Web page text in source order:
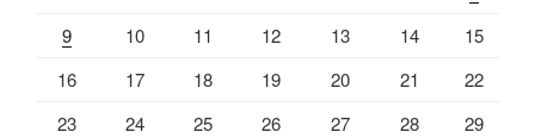
9
10 11 12 13 14
15
16
17 18 19 20 21
22
23
24 25 26 27 28
29